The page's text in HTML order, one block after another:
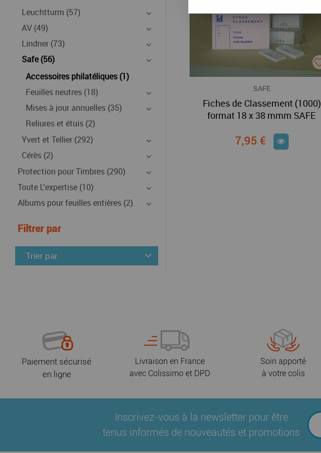
Leuchtturm (57)
AV (49)
Lindner (73)
Safe (56)
Accessoires philatéliques (1)
Feuilles neutres (18)
Mises à jour annuelles (35)
Reliures et étuis (2)
Yvert et Tellier (292)
Cérès (2)
Protection pour Timbres (290)
Toute L'expertise (10)
Albums pour feuilles entières (2)
Filtrer par
Trier par
SAFE
Fiches de Classement (1000)
format 18 x 38 mmm SAFE
7,95 €
Paiement sécurisé
en ligne
Livraison en France
avec Colissimo et DPD
Soin apporté
à votre colis
Inscrivez-vous à la newsletter pour être
tenus informés de nouveautés et promotions